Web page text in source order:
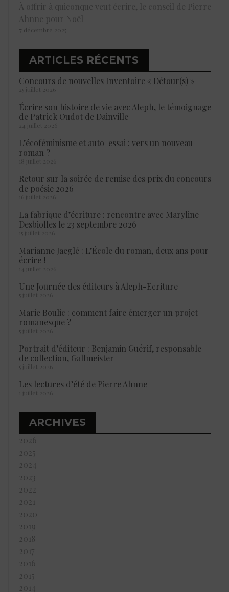
À offrir à quiconque veut écrire, le conseil de Pierre
Ahnne pour Noël
7 décembre 2025
ARTICLES RÉCENTS
Concours de nouvelles Inventoire « Détour(s) »
25 juillet 2026
Écrire son histoire de vie avec Aleph, le témoignage
de Patrick Oudot de Dainville
24 juillet 2026
L’écoféminisme et auto-essai : vers un nouveau
roman ?
18 juillet 2026
Retour sur la soirée de remise des prix du concours
de poésie 2026
16 juillet 2026
La fabrique d’écriture : rencontre avec Maryline
Desbiolles le 23 septembre 2026
15 juillet 2026
Marianne Jaeglé : L’École du roman, deux ans pour
écrire !
14 juillet 2026
Une Journée des éditeurs à Aleph-Ecriture
5 juillet 2026
Marie Boulic : comment faire émerger un projet
romanesque ?
5 juillet 2026
Portrait d’éditeur : Benjamin Guérif, responsable
de collection, Gallmeister
5 juillet 2026
Les lectures d’été de Pierre Ahnne
1 juillet 2026
ARCHIVES
2026
2025
2024
2023
2022
2021
2020
2019
2018
2017
2016
2015
2014